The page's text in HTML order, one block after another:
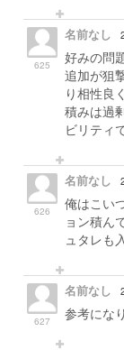
625
名前なし
好みの問
追加が狙
り相性良
積みは過
ビリティ
626
名前なし
俺はこい
ョン積ん
ュタレも
627
名前なし
参考にな